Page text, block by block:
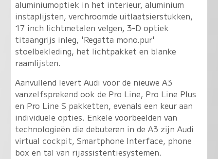
aluminiumoptiek in het interieur, aluminium
instaplijsten, verchroomde uitlaatsierstukken,
17 inch lichtmetalen velgen, 3-D optiek
titaangrijs inleg, 'Regatta mono.pur'
stoelbekleding, het lichtpakket en blanke
raamlijsten.
Aanvullend levert Audi voor de nieuwe A3
vanzelfsprekend ook de Pro Line, Pro Line Plus
en Pro Line S pakketten, evenals een keur aan
individuele opties. Enkele voorbeelden van
technologieën die debuteren in de A3 zijn Audi
virtual cockpit, Smartphone Interface, phone
box en tal van rijassistentiesystemen.